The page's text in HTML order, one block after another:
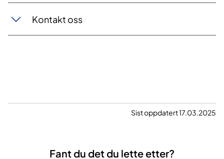
Kontakt oss
Sist oppdatert 17.03.2025
Fant du det du lette etter?